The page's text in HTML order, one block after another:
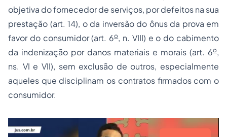
objetiva do fornecedor de serviços, por defeitos na sua
prestação (art. 14), o da inversão do ônus da prova em
favor do consumidor (art. 6o, n. VIII) e o do cabimento
da indenização por danos materiais e morais (art. 6o,
ns. VI e VII), sem exclusão de outros, especialmente
aqueles que disciplinam os contratos firmados com o
consumidor.